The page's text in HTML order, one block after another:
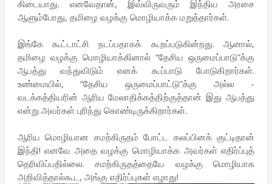
கிடையாது. எனவேதான், இவ்விருவரும் இந்திய அரசை
ஆளும்போது, தமிழை வழக்கு மொழியாக்க மறுத்தார்கள்.
இங்கே கூட்டாட்சி நடப்பதாகக் கூறப்படுகின்றது. ஆனால்,
தமிழை வழக்கு மொழியாக்கினால் “தேசிய ஒருமைப்பாடு”க்கு
ஆபத்து வந்துவிடும் எனக் கூப்பாடு போடுகிறார்கள்.
உண்மையில், “தேசிய ஒருமைப்பாட்டு”க்கு அல்ல -
வடக்கத்தியரின் ஆரிய மேலாதிக்கத்திற்குத்தான் இது ஆபத்து
என்று அவர்கள் புரிந்து கொண்டிருக்கிறார்கள்.
ஆரிய மொழியான சமற்கிருதம் போட்ட கலப்பினக் குட்டிதான்
இந்தி! எனவே அதை வழக்கு மொழியாக்க அவர்கள் எதிர்ப்புத்
தெரிவிப்பதில்லை. சமற்கிருதத்தையே வழக்கு மொழியாக
அறிவித்தால்கூட, அங்கு எதிர்ப்புகள் எழாது!